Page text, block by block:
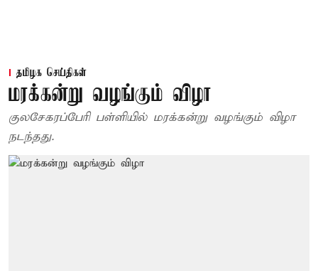
தமிழக செய்திகள்
மரக்கன்று வழங்கும் விழா
குலசேகரப்பேரி பள்ளியில் மரக்கன்று வழங்கும் விழா
நடந்தது.